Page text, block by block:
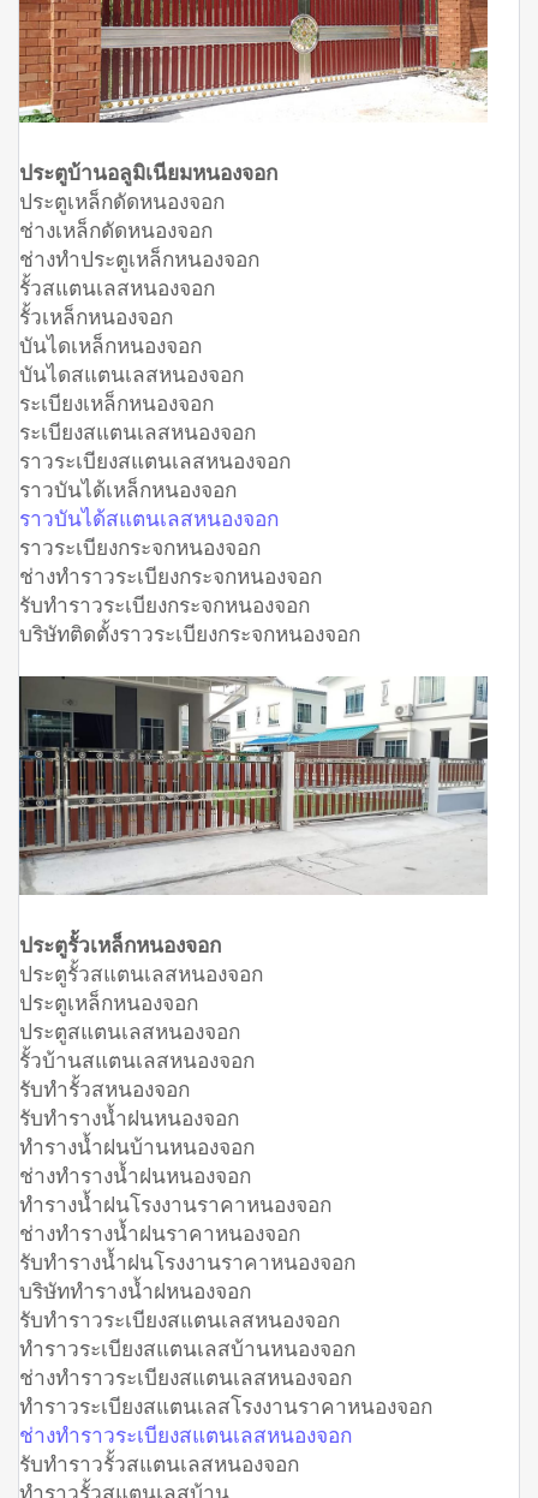
ประตูบ้านอลูมิเนียมหนองจอก
ประตูเหล็กดัดหนองจอก
ช่างเหล็กดัดหนองจอก
ช่างทำประตูเหล็กหนองจอก
รั้วสแตนเลสหนองจอก
รั้วเหล็กหนองจอก
บันไดเหล็กหนองจอก
บันไดสแตนเลสหนองจอก
ระเบียงเหล็กหนองจอก
ระเบียงสแตนเลสหนองจอก
ราวระเบียงสแตนเลสหนองจอก
ราวบันได้เหล็กหนองจอก
ราวบันได้สแตนเลสหนองจอก
ราวระเบียงกระจกหนองจอก
ช่างทำราวระเบียงกระจกหนองจอก
รับทำราวระเบียงกระจกหนองจอก
บริษัทติดตั้งราวระเบียงกระจกหนองจอก
ประตูรั้วเหล็กหนองจอก
ประตูรั้วสแตนเลสหนองจอก
ประตูเหล็กหนองจอก
ประตูสแตนเลสหนองจอก
รั้วบ้านสแตนเลสหนองจอก
รับทำรั้วสหนองจอก
รับทำรางน้ำฝนหนองจอก
ทำรางน้ำฝนบ้านหนองจอก
ช่างทำรางน้ำฝนหนองจอก
ทำรางน้ำฝนโรงงานราคาหนองจอก
ช่างทำรางน้ำฝนราคาหนองจอก
รับทำรางน้ำฝนโรงงานราคาหนองจอก
บริษัททำรางน้ำฝหนองจอก
รับทำราวระเบียงสแตนเลสหนองจอก
ทำราวระเบียงสแตนเลสบ้านหนองจอก
ช่างทำราวระเบียงสแตนเลสหนองจอก
ทำราวระเบียงสแตนเลสโรงงานราคาหนองจอก
ช่างทำราวระเบียงสแตนเลสหนองจอก
รับทำราวรั้วสแตนเลสหนองจอก
ทำราวรั้วสแตนเลสบ้าน